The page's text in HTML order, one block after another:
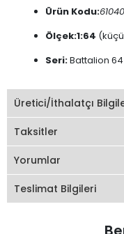
Ürün Kodu:
Ölçek:1:64
Seri:Battalion
Üretici/İthalatçı
Taksitler
Yorumlar
Teslimat Bilgileri